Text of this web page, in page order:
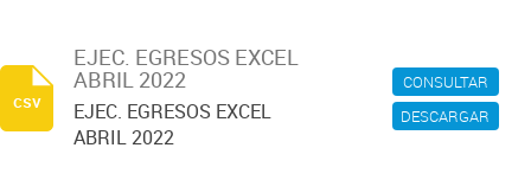
CONSULTAR
DESCARGAR
EJEC. EGRESOS EXCEL
ABRIL 2022
EJEC. EGRESOS EXCEL
ABRIL 2022
csv